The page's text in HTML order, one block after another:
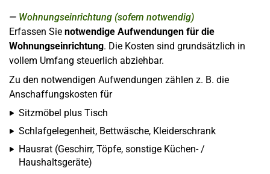
Wohnungseinrichtung (sofern notwendig)
Erfassen Sie notwendige Aufwendungen für die
Wohnungseinrichtung. Die Kosten sind grundsätzlich in
vollem Umfang steuerlich abziehbar.
Zu den notwendigen Aufwendungen zählen z. B. die
Anschaffungskosten für
Sitzmöbel plus Tisch
Schlafgelegenheit, Bettwäsche, Kleiderschrank
Hausrat (Geschirr, Töpfe, sonstige Küchen- /
Haushaltsgeräte)